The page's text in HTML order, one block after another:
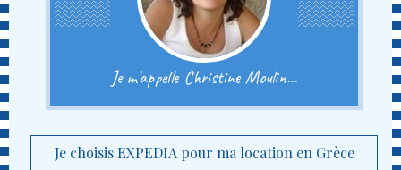
Je m'appelle Christine Moulin...
Je choisis EXPEDIA pour ma location en Grèce